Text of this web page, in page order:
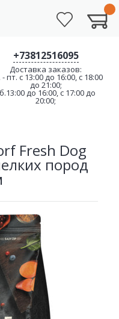
+73812516095
Доставка заказов:
пт. с 13:00 до 16:00, с 18:00
до 21:00;
до 16:00, с 17:00 до
20:00;
Fresh Dog
пород